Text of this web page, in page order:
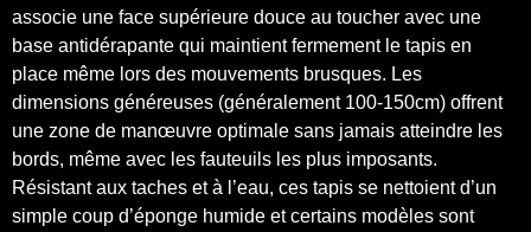
associe une face supérieure douce au toucher avec une
base antidérapante qui maintient fermement le tapis en
place même lors des mouvements brusques. Les
dimensions généreuses (généralement 100-150cm) offrent
une zone de manœuvre optimale sans jamais atteindre les
bords, même avec les fauteuils les plus imposants.
Résistant aux taches et à l’eau, ces tapis se nettoient d’un
simple coup d’éponge humide et certains modèles sont